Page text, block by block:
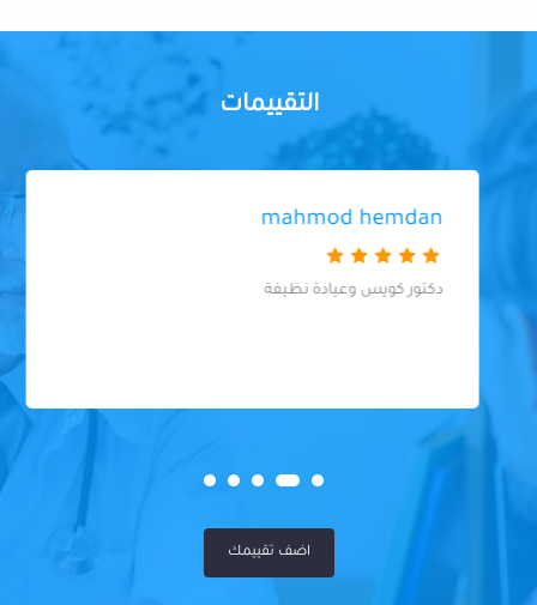
التقييمات
mahmod hemdan
دكتور كويس وعيادة نظيفة
اضف تقييمك